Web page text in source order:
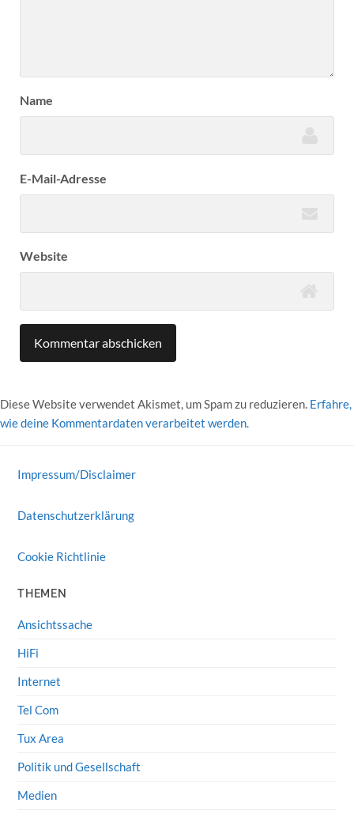
Name
E-Mail-Adresse
Website
Diese Website verwendet Akismet, um Spam zu reduzieren. Erfahre,
wie deine Kommentardaten verarbeitet werden.
Impressum/Disclaimer
Datenschutzerklärung
Cookie Richtlinie
THEMEN
Ansichtssache
HiFi
Internet
Tel Com
Tux Area
Politik und Gesellschaft
Medien